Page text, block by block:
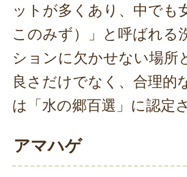
ットが多くあり、中でも
このみず）」と呼ばれる
ションに欠かせない場所
良さだけでなく、合理的
は「水の郷百選」に認定
アマハゲ